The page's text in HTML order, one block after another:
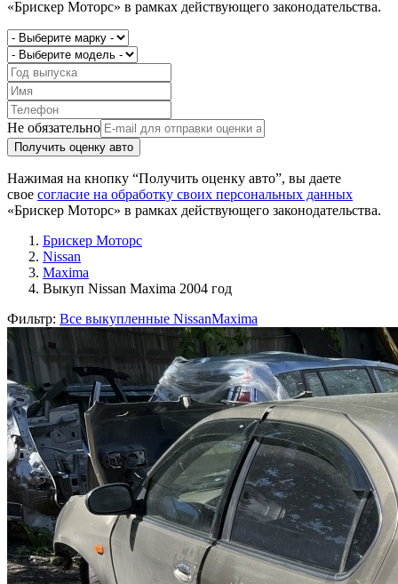
«Брискер Моторс» в рамках действующего законодательства.
Не обязательно
Получить оценку авто
Нажимая на кнопку “Получить оценку авто”, вы даете
свое согласие на обработку своих персональных данных
«Брискер Моторс» в рамках действующего законодательства.
Брискер Моторс
Nissan
Maxima
Выкуп Nissan Maxima 2004 год
Фильтр: Все выкупленные NissanMaxima